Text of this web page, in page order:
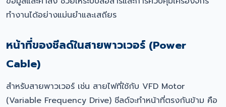
ทำงานได้อย่างแม่นยำและเสถียร
หน้าที่ของชีลด์ในสายพาวเวอร์ (Power
Cable)
สำหรับสายพาวเวอร์ เช่น สายไฟที่ใช้กับ VFD Motor
(Variable Frequency Drive) ชีลด์จะทำหน้าที่ตรงกันข้าม คือ